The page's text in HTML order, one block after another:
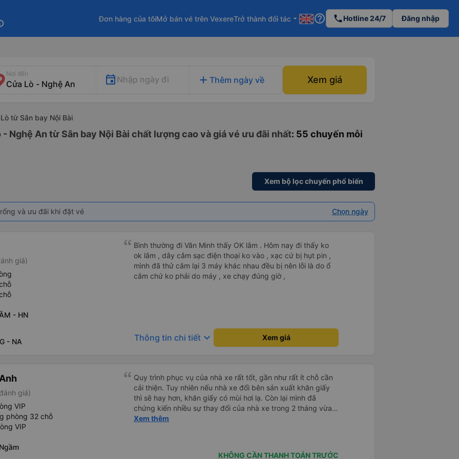
Đơn hàng của tôiMở bán vé trên VexereTrở thành đối tác arrow_drop_down help_outline phoneHotline 24/7 Đăng nhập
Nơi đến
Nhập ngày đi add Thêm ngày về Xem giá
từ Sân bay Nội Bài
Nghệ An từ Sân bay Nội Bài chất lượng cao và giá vé ưu đãi nhất: 55 chuyến mỗi
Xem bộ lọc chuyến phổ biến
và ưu đãi khi đặt vé Chọn ngày
giá)
- HN
- NA
Bình thường đi Văn Minh thấy OK lắm . Hôm nay đi thấy ko
ok lắm , dây cắm sạc điện thoại ko vào , xạc cứ bị hụt pin ,
mình đã thử cắm lại 3 máy khác nhau đều bị nên lỗi là do ổ
cắm chứ ko phải do máy , xe chạy đúng giờ ,
Thông tin chi tiết keyboard_arrow_down Xem giá
giá)
VIP
phòng 32 chỗ
VIP
Quy trình phục vụ của nhà xe rất tốt, gần như rất ít chỗ cần
cải thiện. Tuy nhiên nếu nhà xe đổi bên sản xuất khăn giấy
thì sẽ hay hơn, khăn giấy có mùi hơi lạ. Còn lại mình đã
chứng kiến nhiều sự thay đổi của nhà xe trong 2 tháng vừa
rồi: tài xế và phụ xe ngày càng thân thiện, quy trình phục vụ
Xem thêm
KHÔNG CẦN THANH TOÁN TRƯỚC